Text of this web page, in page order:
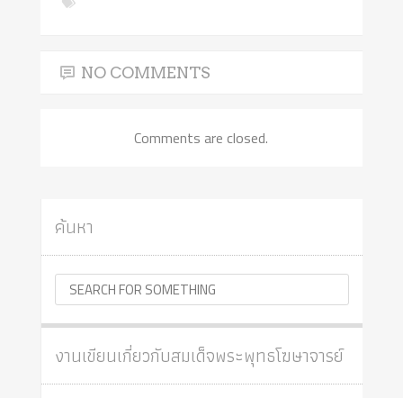
NO COMMENTS
Comments are closed.
ค้นหา
งานเขียนเกี่ยวกับสมเด็จพระพุทธโฆษาจารย์